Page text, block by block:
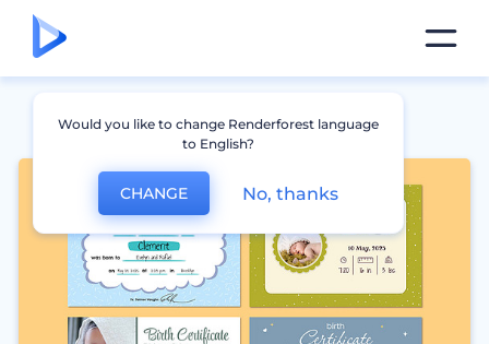
Would you like to change Renderforest language
to English?
CHANGE No, thanks